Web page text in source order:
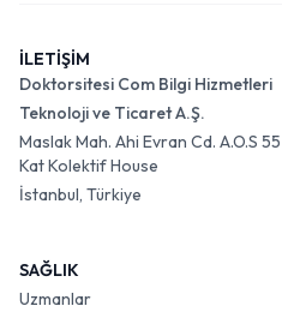
İLETİŞİM
Doktorsitesi Com Bilgi Hizmetleri
Teknoloji ve Ticaret A.Ş.
Maslak Mah. Ahi Evran Cd. A.O.S
Kat Kolektif House
İstanbul, Türkiye
SAĞLIK
Uzmanlar